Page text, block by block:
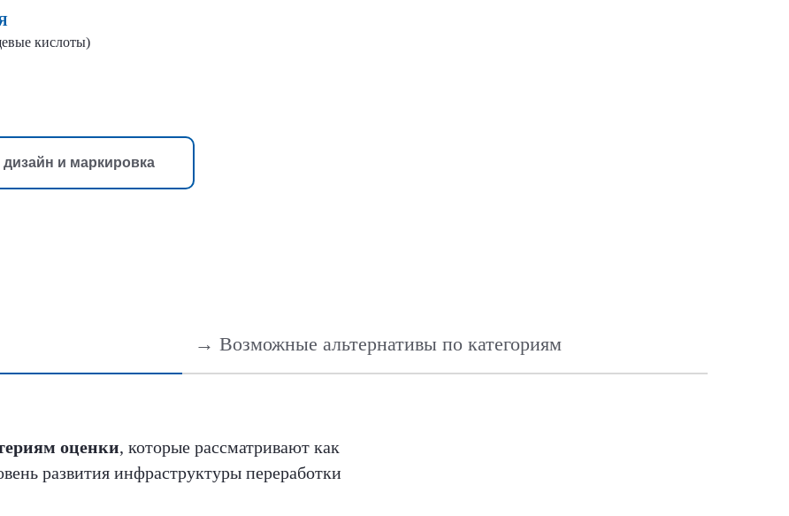
кислоты)
дизайн и маркировка
→ Возможные альтернативы по категориям
оценки, которые рассматривают как
развития инфраструктуры переработки